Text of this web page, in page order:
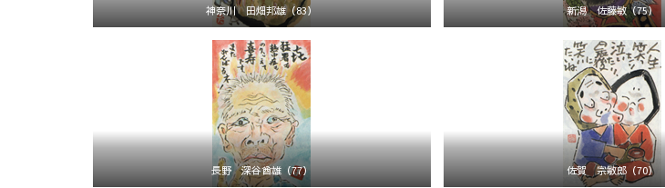
神奈川 田畑邦雄（83） 新潟 佐藤敏（75）
長野 深谷酋雄（77） 佐賀 宗敏郎（70）